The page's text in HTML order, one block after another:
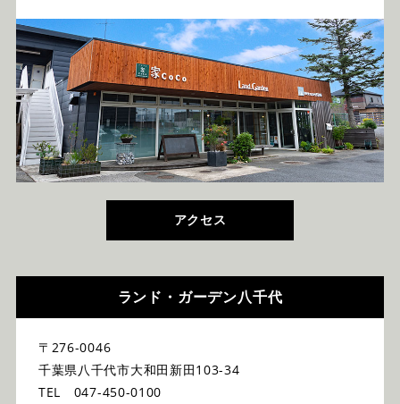
アクセス
ランド・ガーデン八千代
〒276-0046
千葉県八千代市大和田新田103-34
TEL 047-450-0100